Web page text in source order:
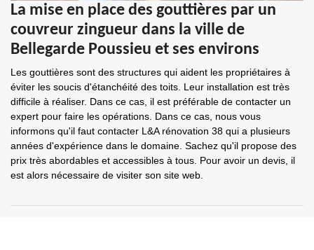
La mise en place des gouttières par un
couvreur zingueur dans la ville de
Bellegarde Poussieu et ses environs
Les gouttières sont des structures qui aident les propriétaires à
éviter les soucis d'étanchéité des toits. Leur installation est très
difficile à réaliser. Dans ce cas, il est préférable de contacter un
expert pour faire les opérations. Dans ce cas, nous vous
informons qu'il faut contacter L&A rénovation 38 qui a plusieurs
années d'expérience dans le domaine. Sachez qu'il propose des
prix très abordables et accessibles à tous. Pour avoir un devis, il
est alors nécessaire de visiter son site web.